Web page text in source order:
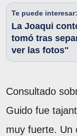
Te puede interesar:
La Joaqui
tomó tras
ver las fotos"
Consultado
Guido fue
muy fuerte. Un